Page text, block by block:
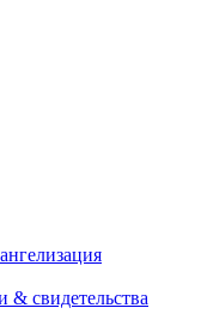
& свидетельства